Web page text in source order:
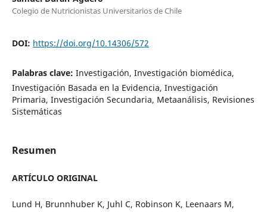
Colegio de Nutricionistas Universitarios de Chile
DOI: https://doi.org/10.14306/572
Palabras clave: Investigación, Investigación biomédica,
Investigación Basada en la Evidencia, Investigación
Primaria, Investigación Secundaria, Metaanálisis, Revisiones
Sistemáticas
Resumen
ARTÍCULO ORIGINAL
Lund H, Brunnhuber K, Juhl C, Robinson K, Leenaars M,